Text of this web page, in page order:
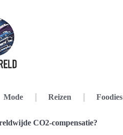
Mode Reizen Foodies
CO2-compensatie?